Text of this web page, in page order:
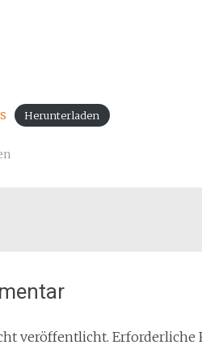
Herunterladen
veröffentlicht. Erforderliche